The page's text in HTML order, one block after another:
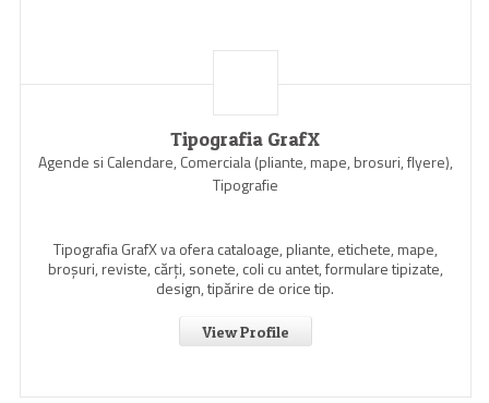
Tipografia GrafX
Agende si Calendare, Comerciala (pliante, mape, brosuri, flyere),
Tipografie
Tipografia GrafX va ofera cataloage, pliante, etichete, mape,
broşuri, reviste, cărţi, sonete, coli cu antet, formulare tipizate,
design, tipărire de orice tip.
View Profile